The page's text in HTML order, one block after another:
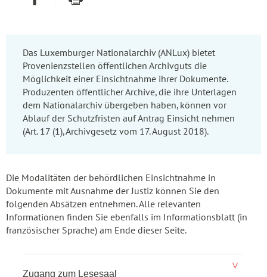
Das Luxemburger Nationalarchiv (ANLux) bietet
Provenienzstellen öffentlichen Archivguts die
Möglichkeit einer Einsichtnahme ihrer Dokumente.
Produzenten öffentlicher Archive, die ihre Unterlagen
dem Nationalarchiv übergeben haben, können vor
Ablauf der Schutzfristen auf Antrag Einsicht nehmen
(Art. 17 (1), Archivgesetz vom 17. August 2018).
Die Modalitäten der behördlichen Einsichtnahme in
Dokumente mit Ausnahme der Justiz können Sie den
folgenden Absätzen entnehmen. Alle relevanten
Informationen finden Sie ebenfalls im Informationsblatt (in
französischer Sprache) am Ende dieser Seite.
Zugang zum Lesesaal